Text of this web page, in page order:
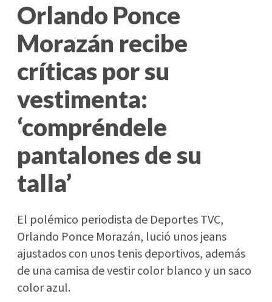
Orlando Ponce
Morazán recibe
críticas por su
vestimenta:
‘compréndele
pantalones de su
talla’
El polémico periodista de Deportes TVC,
Orlando Ponce Morazán, lució unos jeans
ajustados con unos tenis deportivos, además
de una camisa de vestir color blanco y un saco
color azul.